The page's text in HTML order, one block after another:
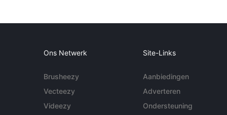
Ons Netwerk
Brusheezy
Vecteezy
Videezy
Site-Links
Aanbiedingen
Adverteren
Ondersteuning